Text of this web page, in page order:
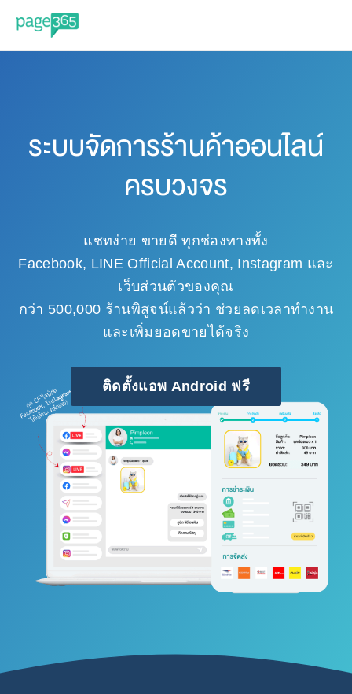
ระบบจัดการร้านค้าออนไลน์
ครบวงจร
แชทง่าย ขายดี ทุกช่องทางทั้ง
Facebook, LINE Official Account, Instagram และ
เว็บส่วนตัวของคุณ
กว่า 500,000 ร้านพิสูจน์แล้วว่า ช่วยลดเวลาทำงาน
และเพิ่มยอดขายได้จริง
ติดตั้งแอพ Android ฟรี